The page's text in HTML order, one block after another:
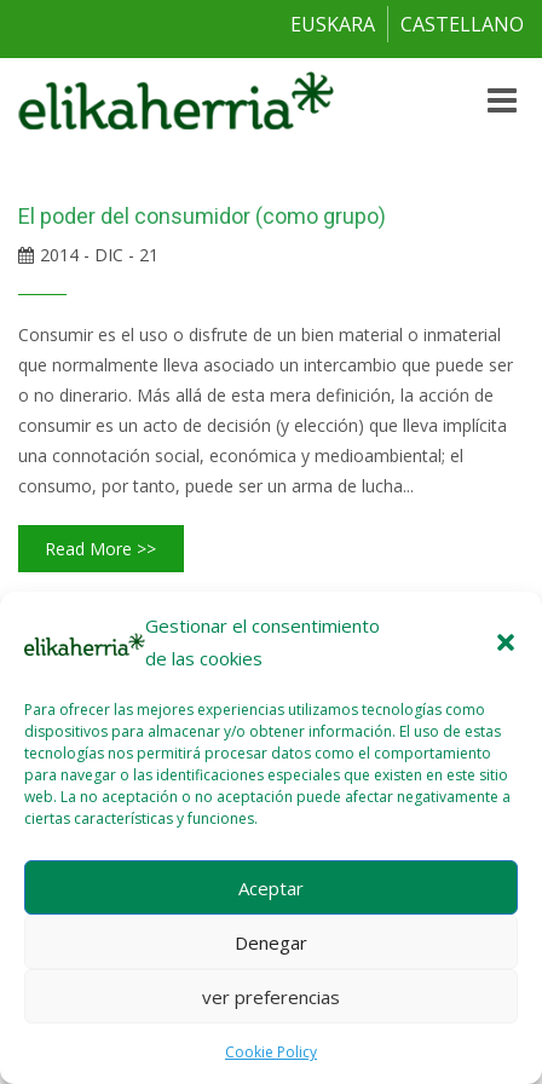
Gestionar el consentimiento
de las cookies
Para ofrecer las mejores experiencias utilizamos tecnologías como
dispositivos para almacenar y/o obtener información. El uso de estas
tecnologías nos permitirá procesar datos como el comportamiento
para navegar o las identificaciones especiales que existen en este sitio
web. La no aceptación o no aceptación puede afectar negativamente a
ciertas características y funciones.
Aceptar
Denegar
ver preferencias
Cookie Policy
EUSKARA CASTELLANO
Toggle
El poder del consumidor (como grupo)
2014 - DIC - 21
Consumir es el uso o disfrute de un bien material o inmaterial
que normalmente lleva asociado un intercambio que puede ser
o no dinerario. Más allá de esta mera definición, la acción de
consumir es un acto de decisión (y elección) que lleva implícita
una connotación social, económica y medioambiental; el
consumo, por tanto, puede ser un arma de lucha...
Read More >>
Licencia del contenido Cookie Policy (EU)